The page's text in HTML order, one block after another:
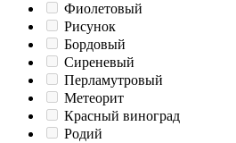
Фиолетовый
Рисунок
Бордовый
Сиреневый
Перламутровый
Метеорит
Красный виноград
Родий